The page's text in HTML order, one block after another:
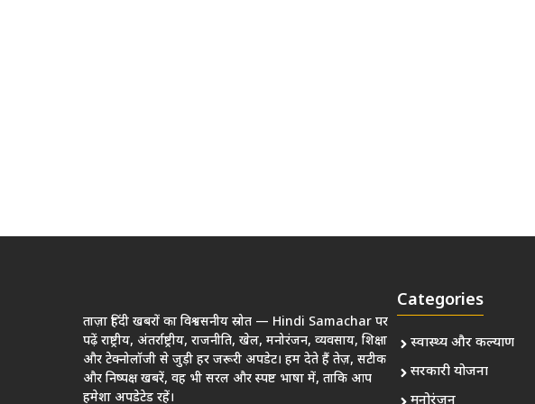
ताज़ा हिंदी खबरों का विश्वसनीय स्रोत — Hindi Samachar पर
पढ़ें राष्ट्रीय, अंतर्राष्ट्रीय, राजनीति, खेल, मनोरंजन, व्यवसाय, शिक्षा
और टेक्नोलॉजी से जुड़ी हर जरूरी अपडेट। हम देते हैं तेज़, सटीक
और निष्पक्ष खबरें, वह भी सरल और स्पष्ट भाषा में, ताकि आप
हमेशा अपडेटेड रहें।
Categories
स्वास्थ्य और कल्याण
सरकारी योजना